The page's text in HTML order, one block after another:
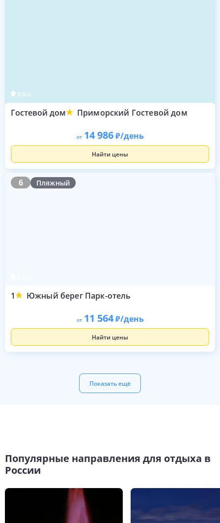
Ейск
Гостевой дом Приморский Гостевой дом
от 14 986 /день
Найти цены
6 Пляжный
1 Южный берег Парк-отель
6
от 11 564 /день
Найти цены
Показать ещё
Популярные направления для отдыха в
России